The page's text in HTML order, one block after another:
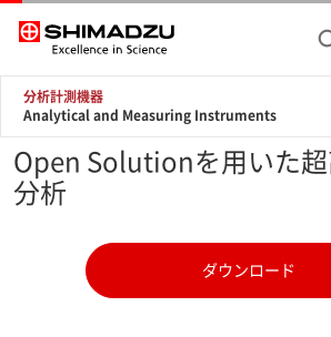
分析計測機器
Analytical and Measuring Instruments
Open Solutionを用いた超
分析
ダウンロード